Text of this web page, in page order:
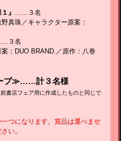
』
……３名
真珠／キャラクター原案：
３名
：DUO BRAND.／原作：八巻
プ≫……計３名様
書店フェア用に作成したものと同じで
つになります。賞品は選べませ
い。